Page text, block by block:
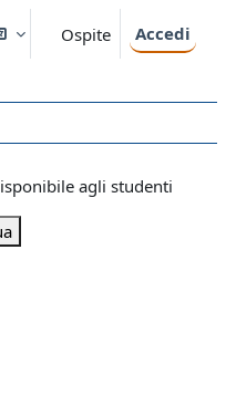
Ospite Accedi
agli studenti